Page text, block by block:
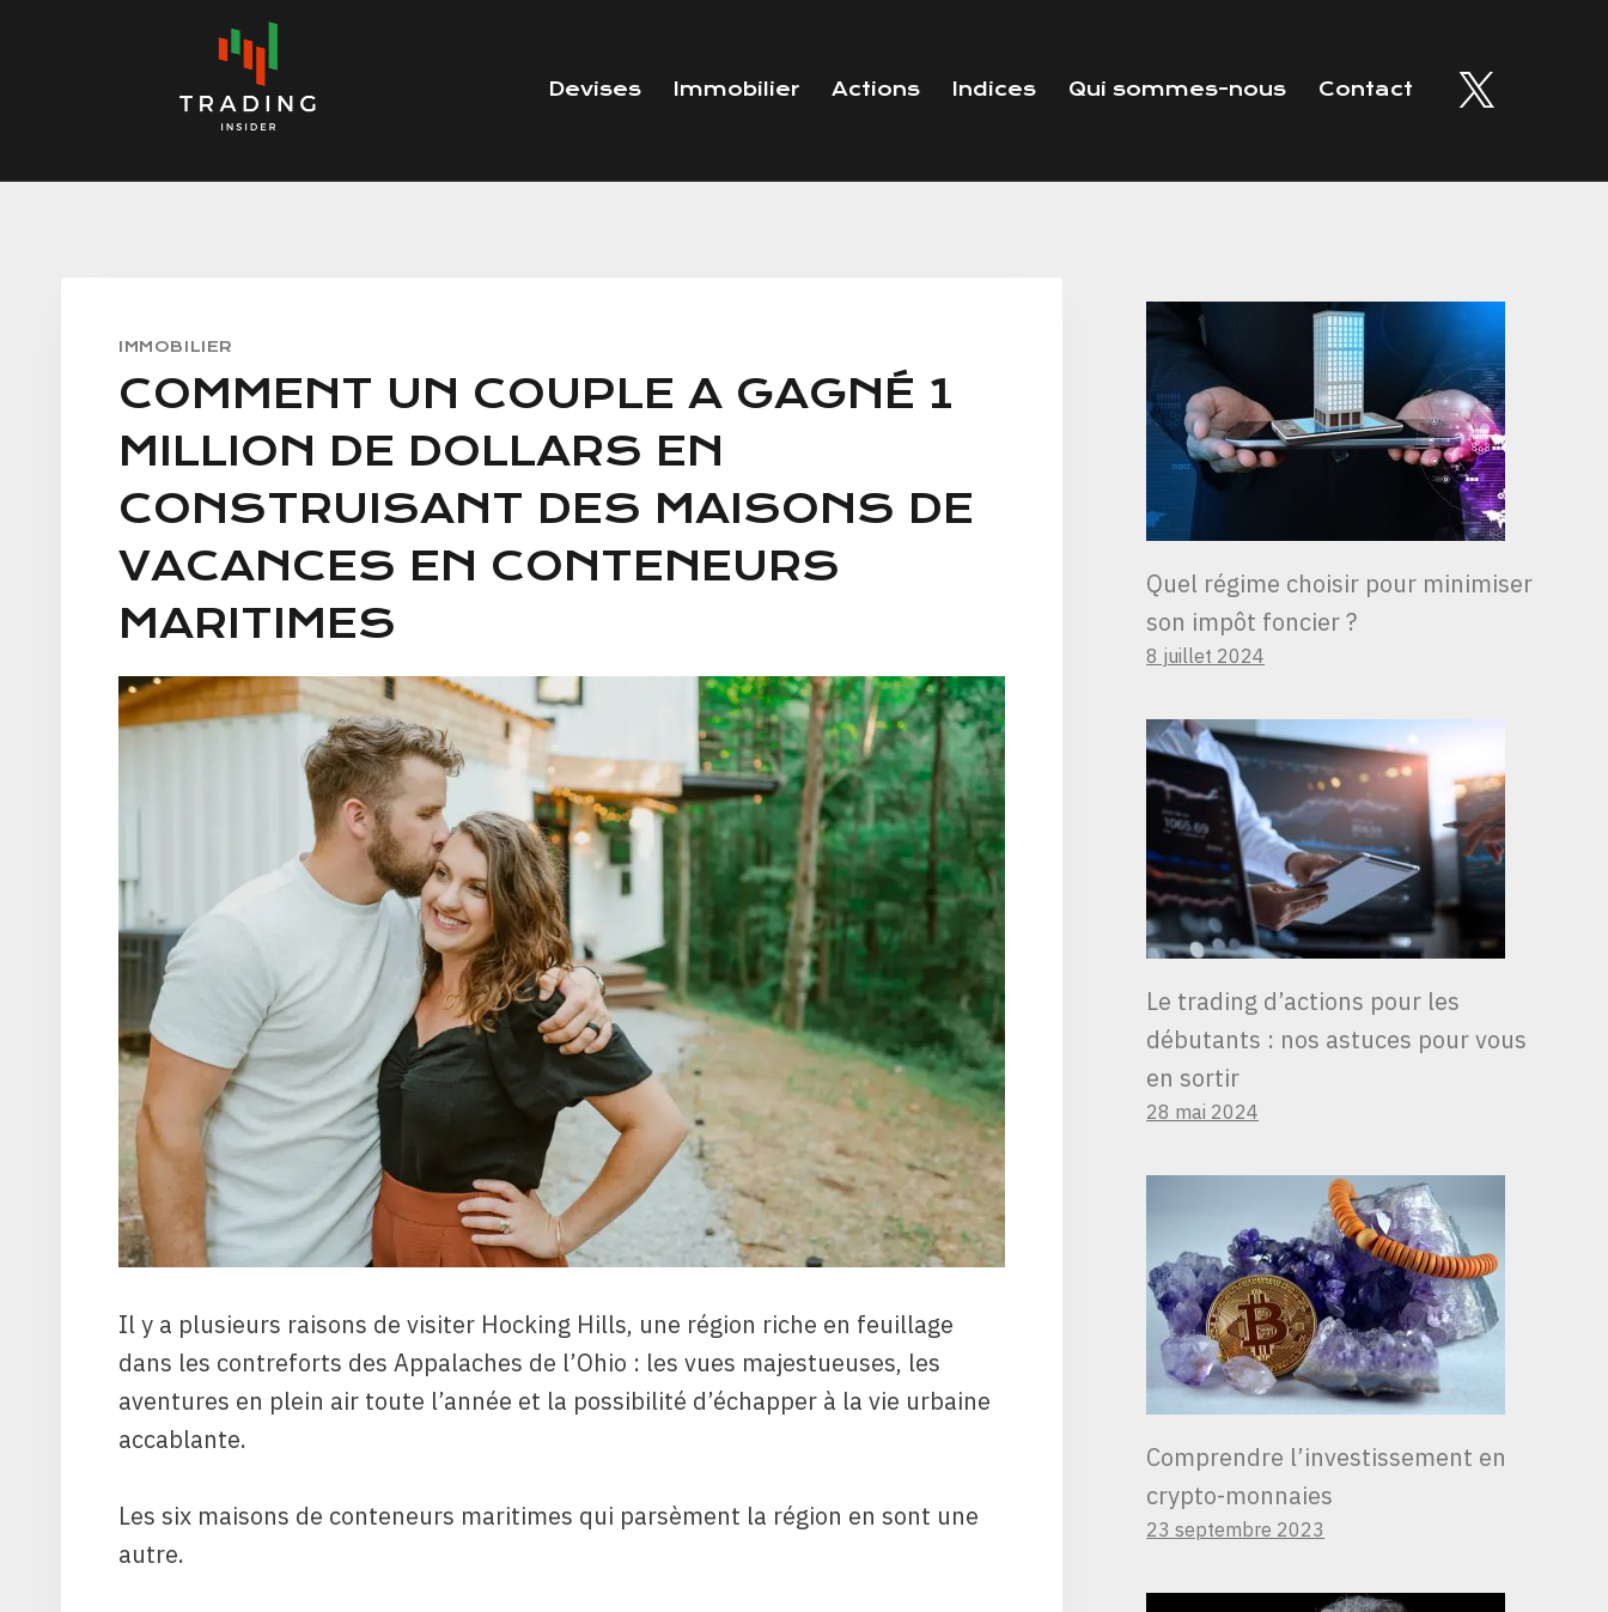
Devises Immobilier Actions Indices Qui sommes-nous Contact
IMMOBILIER
COMMENT UN COUPLE A GAGNÉ 1
MILLION DE DOLLARS EN
CONSTRUISANT DES MAISONS DE
VACANCES EN CONTENEURS
MARITIMES
Il y a plusieurs raisons de visiter Hocking Hills, une région riche en feuillage
dans les contreforts des Appalaches de l’Ohio : les vues majestueuses, les
aventures en plein air toute l’année et la possibilité d’échapper à la vie urbaine
accablante.
Les six maisons de conteneurs maritimes qui parsèment la région en sont une
autre.
Quel régime choisir pour minimiser
son impôt foncier ?
8 juillet 2024
Le trading d’actions pour les
débutants : nos astuces pour vous
en sortir
28 mai 2024
Comprendre l’investissement en
crypto-monnaies
23 septembre 2023